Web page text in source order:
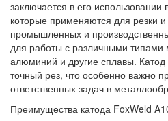
заключается в его использовании
которые применяются для резки
промышленных и
для работы с различными типами
алюминий и другие сплавы. Катод
точный рез, что особенно важно
ответственных задач в
Преимущества катода FoxWeld